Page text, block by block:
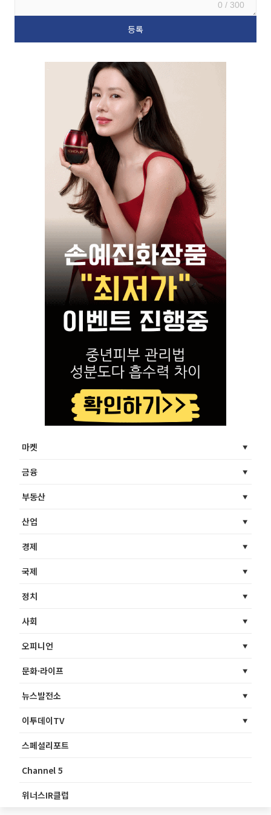
0 / 300
마켓
금융
부동산
산업
경제
국제
정치
사회
오피니언
문화·라이프
뉴스발전소
이투데이TV
스페셜리포트
Channel 5
위너스IR클럽